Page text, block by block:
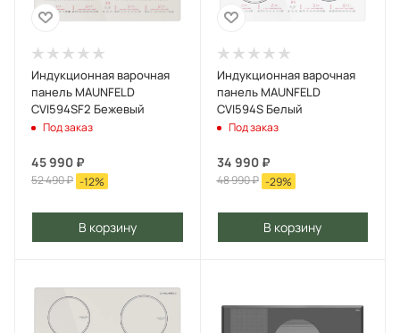
Индукционная варочная
панель MAUNFELD
CVI594SF2 Бежевый
Под заказ
45 990 ₽
52 490₽ -12%
В корзину
Индукционная варочная
панель MAUNFELD
CVI594S Белый
Под заказ
34 990₽
48 990₽ -29%
В корзину